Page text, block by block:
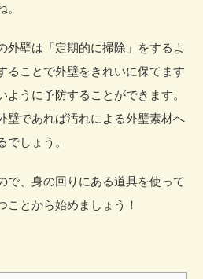
外壁は「定期的に掃除」をするよ
ることで外壁をきれいに保てます
ように予防することができます。
壁であれば汚れによる外壁素材へ
しょう。
で、身の回りにある道具を使って
ことから始めましょう！